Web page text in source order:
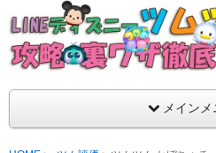
LINEディズニー ツム
支持率No1！痒いところに手が
ラ評価も丁寧に解説！ツムツム
メインメ